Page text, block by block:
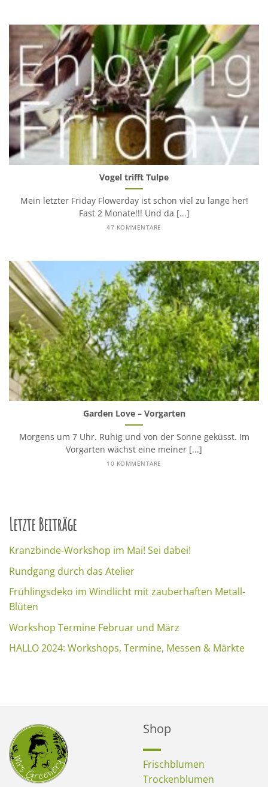
Letzte Beiträge
Kranzbinde-Workshop im Mai! Sei dabei!
Rundgang durch das Atelier
Frühlingsdeko im Windlicht mit zauberhaften Metall-
Blüten
Workshop Termine Februar und März
HALLO 2024: Workshops, Termine, Messen & Märkte
Vogel trifft Tulpe
Mein letzter Friday Flowerday ist schon viel zu lange her!
Fast 2 Monate!!! Und da [...]
47 KOMMENTARE
Garden Love – Vorgarten
Morgens um 7 Uhr. Ruhig und von der Sonne geküsst. Im
Vorgarten wächst eine meiner [...]
10 KOMMENTARE
Shop
Frischblumen
Trockenblumen